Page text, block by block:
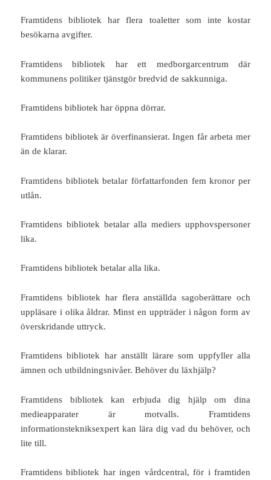
Framtidens bibliotek har flera toaletter som inte kostar
besökarna avgifter.
Framtidens bibliotek har ett medborgarcentrum där
kommunens politiker tjänstgör bredvid de sakkunniga.
Framtidens bibliotek har öppna dörrar.
Framtidens bibliotek är överfinansierat. Ingen får arbeta mer
än de klarar.
Framtidens bibliotek betalar författarfonden fem kronor per
utlån.
Framtidens bibliotek betalar alla mediers upphovspersoner
lika.
Framtidens bibliotek betalar alla lika.
Framtidens bibliotek har flera anställda sagoberättare och
uppläsare i olika åldrar. Minst en uppträder i någon form av
överskridande uttryck.
Framtidens bibliotek har anställt lärare som uppfyller alla
ämnen och utbildningsnivåer. Behöver du läxhjälp?
Framtidens bibliotek kan erbjuda dig hjälp om dina
medieapparater är motvalls. Framtidens
informationstekniksexpert kan lära dig vad du behöver, och
lite till.
Framtidens bibliotek har ingen vårdcentral, för i framtiden